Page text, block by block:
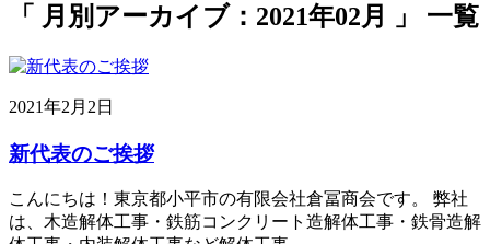
「 月別アーカイブ：2021年02月 」 一覧
2021年2月2日
新代表のご挨拶
こんにちは！東京都小平市の有限会社倉冨商会です。 弊社
は、木造解体工事・鉄筋コンクリート造解体工事・鉄骨造解